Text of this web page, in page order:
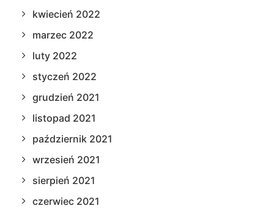
kwiecień 2022
marzec 2022
luty 2022
styczeń 2022
grudzień 2021
listopad 2021
październik 2021
wrzesień 2021
sierpień 2021
czerwiec 2021